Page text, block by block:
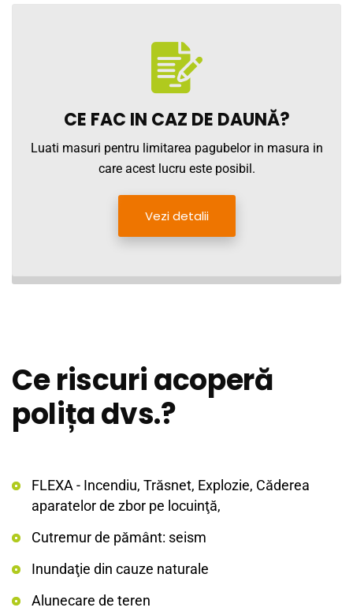
CE FAC IN CAZ DE DAUNĂ?
Luati masuri pentru limitarea pagubelor in masura in
care acest lucru este posibil.
Vezi detalii
Ce riscuri acoperă
polița dvs.?
FLEXA - Incendiu, Trăsnet, Explozie, Căderea
aparatelor de zbor pe locuinţă,
Cutremur de pământ: seism
Inundaţie din cauze naturale
Alunecare de teren